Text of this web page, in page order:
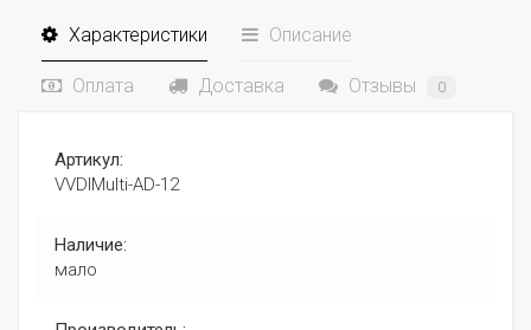
Характеристики Описание
Оплата Доставка Отзывы 0
Артикул:
VVDIMulti-AD-12
Наличие:
мало